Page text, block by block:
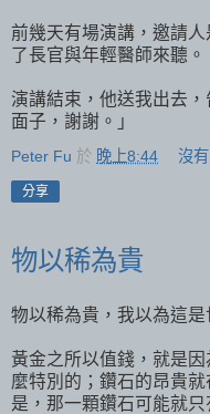
前幾天有場演講，邀請
了長官與年輕醫師來聽。
演講結束，他送我出去
面子，謝謝。」
Peter Fu 於 晚上8:44 沒
分享
物以稀為貴
物以稀為貴，我以為這是
黃金之所以值錢，就是
麼特別的；鑽石的昂貴
是，那一顆鑽石可能就